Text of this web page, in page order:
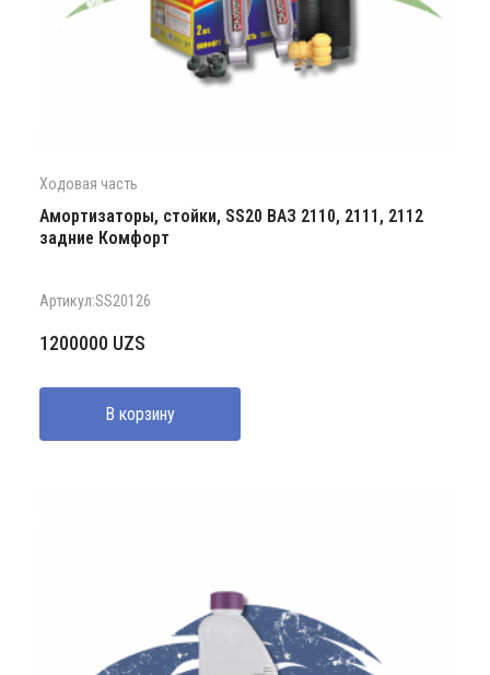
Ходовая часть
Амортизаторы, стойки, SS20 ВАЗ 2110, 2111, 2112
задние Комфорт
Артикул:SS20126
1200000 UZS
В корзину